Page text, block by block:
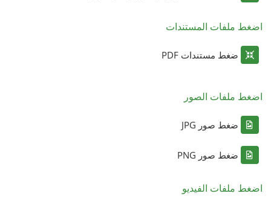
اضغط ملفات المستندات
ضغط مستندات PDF
اضغط ملفات الصور
ضغط صور JPG
ضغط صور PNG
اضغط ملفات الفيديو